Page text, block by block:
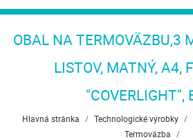
OBAL NA TERMOVÄZBU,3
LISTOV, MATNÝ, A4,
"COVERLIGHT",
Hlavná stránka / Technologické výrobky /
Termoväzba /